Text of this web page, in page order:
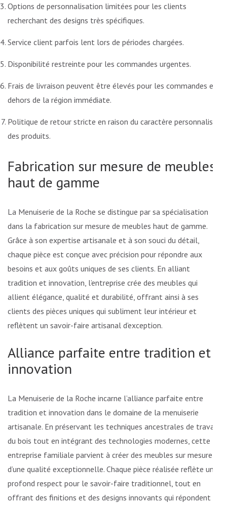
Options de personnalisation limitées pour les clients
recherchant des designs très spécifiques.
Service client parfois lent lors de périodes chargées.
Disponibilité restreinte pour les commandes urgentes.
Frais de livraison peuvent être élevés pour les commandes en
dehors de la région immédiate.
Politique de retour stricte en raison du caractère personnalisé
des produits.
Fabrication sur mesure de meubles
haut de gamme
La Menuiserie de la Roche se distingue par sa spécialisation
dans la fabrication sur mesure de meubles haut de gamme.
Grâce à son expertise artisanale et à son souci du détail,
chaque pièce est conçue avec précision pour répondre aux
besoins et aux goûts uniques de ses clients. En alliant
tradition et innovation, l’entreprise crée des meubles qui
allient élégance, qualité et durabilité, offrant ainsi à ses
clients des pièces uniques qui subliment leur intérieur et
reflètent un savoir-faire artisanal d’exception.
Alliance parfaite entre tradition et
innovation
La Menuiserie de la Roche incarne l’alliance parfaite entre
tradition et innovation dans le domaine de la menuiserie
artisanale. En préservant les techniques ancestrales de travail
du bois tout en intégrant des technologies modernes, cette
entreprise familiale parvient à créer des meubles sur mesure
d’une qualité exceptionnelle. Chaque pièce réalisée reflète un
profond respect pour le savoir-faire traditionnel, tout en
offrant des finitions et des designs innovants qui répondent